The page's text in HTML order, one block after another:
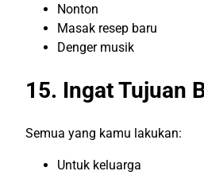
Nonton
Masak resep baru
Denger musik
15. Ingat Tujuan
Semua yang kamu lakukan:
Untuk keluarga